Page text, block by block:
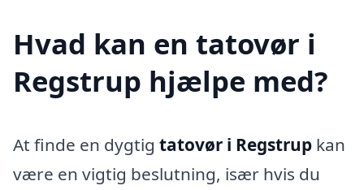
Hvad kan en tatovør i
Regstrup hjælpe med?
At finde en dygtig tatovør i Regstrup kan
være en vigtig beslutning, især hvis du